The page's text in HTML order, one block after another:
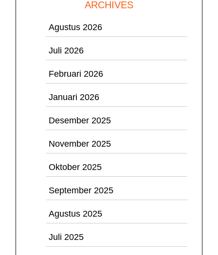
ARCHIVES
Agustus 2026
Juli 2026
Februari 2026
Januari 2026
Desember 2025
November 2025
Oktober 2025
September 2025
Agustus 2025
Juli 2025